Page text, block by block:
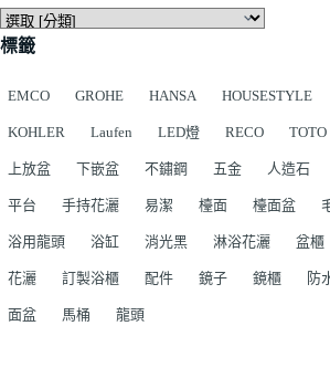
標籤
EMCO GROHE HANSA HOUSESTYLE
KOHLER Laufen LED燈 RECO TOTO
上放盆 下嵌盆 不鏽鋼 五金 人造石
平台 手持花灑 易潔 檯面 檯面盆
浴用龍頭 浴缸 消光黑 淋浴花灑 盆櫃
花灑 訂製浴櫃 配件 鏡子 鏡櫃 防
面盆 馬桶 龍頭